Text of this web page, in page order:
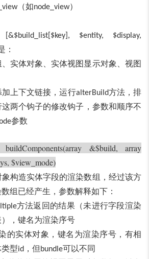
（如node_view）
[&$build_list[$key], $entity, $display,
：
实体对象、实体视图显示对象、视图
上下文链接，运行alterBuild方法，排
两个钩子的修改钩子，参数和顺序不
参数
&$build, array
$view_mode)
构造实体字段的渲染数组，经过该方
组已经产生，参数解释如下：
方法返回的结果（未进行字段渲染
，键名为渲染序号
的实体对象，键名为渲染序号，有相
型id ，但bundle可以不同